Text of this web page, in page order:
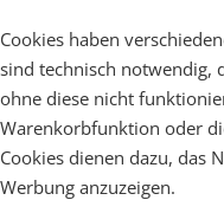
Cookies haben
sind technisch notwendig,
ohne diese nicht
Warenkorbfunktion oder
Cookies dienen dazu, das
Werbung anzuzeigen.